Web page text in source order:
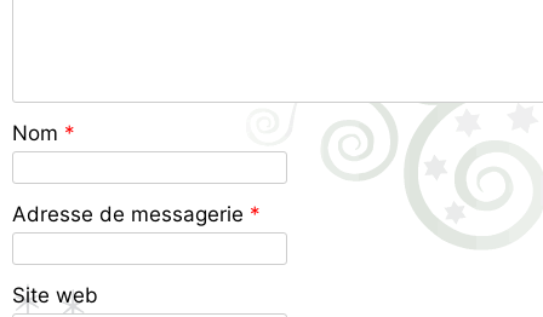
Nom *
Adresse de messagerie *
Site web